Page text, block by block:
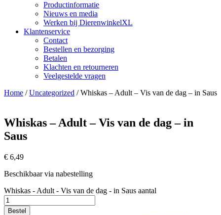
Productinformatie
Nieuws en media
Werken bij DierenwinkelXL
Klantenservice
Contact
Bestellen en bezorging
Betalen
Klachten en retourneren
Veelgestelde vragen
Home /Uncategorized / Whiskas – Adult – Vis van de dag – in Saus
Whiskas – Adult – Vis van de dag – in
Saus
€ 6,49
Beschikbaar via nabestelling
Whiskas - Adult - Vis van de dag - in Saus aantal
Bestel